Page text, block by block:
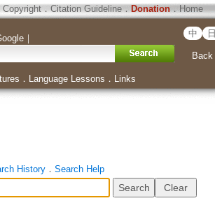
Copyright．Citation Guideline． Donation．Home
｜ 中 日
Back
． Language Lessons ． Links
History． Search Help